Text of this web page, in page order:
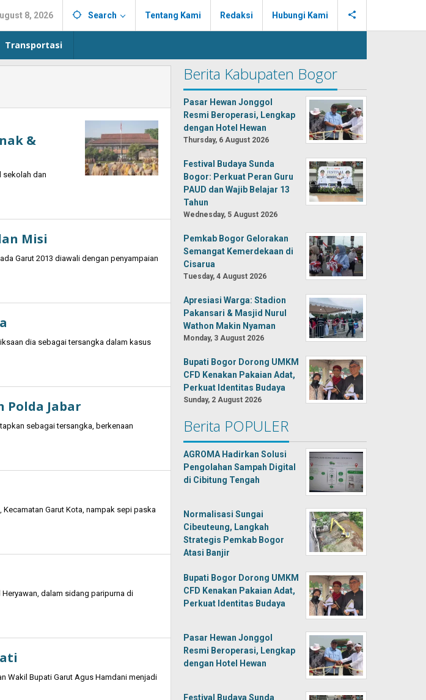
8, 2026 Search Tentang Kami Redaksi Hubungi Kami
Transportasi
&
sekolah dan
Misi
Garut 2013 diawali dengan penyampaian
dia sebagai tersangka dalam kasus
Polda Jabar
sebagai tersangka, berkenaan
Garut Kota, nampak sepi paska
dalam sidang paripurna di
Wakil Bupati Garut Agus Hamdani menjadi
Berita Kabupaten Bogor
Pasar Hewan Jonggol
Resmi Beroperasi, Lengkap
dengan Hotel Hewan
Thursday, 6 August 2026
Festival Budaya Sunda
Bogor: Perkuat Peran Guru
PAUD dan Wajib Belajar 13
Tahun
Wednesday, 5 August 2026
Pemkab Bogor Gelorakan
Semangat Kemerdekaan di
Cisarua
Tuesday, 4 August 2026
Apresiasi Warga: Stadion
Pakansari & Masjid Nurul
Wathon Makin Nyaman
Monday, 3 August 2026
Bupati Bogor Dorong UMKM
CFD Kenakan Pakaian Adat,
Perkuat Identitas Budaya
Sunday, 2 August 2026
Berita POPULER
AGROMA Hadirkan Solusi
Pengolahan Sampah Digital
di Cibitung Tengah
Normalisasi Sungai
Cibeuteung, Langkah
Strategis Pemkab Bogor
Atasi Banjir
Bupati Bogor Dorong UMKM
CFD Kenakan Pakaian Adat,
Perkuat Identitas Budaya
Pasar Hewan Jonggol
Resmi Beroperasi, Lengkap
dengan Hotel Hewan
Festival Budaya Sunda